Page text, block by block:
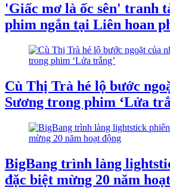
'Giấc mơ là ốc sên' tranh
phim ngắn tại Liên hoan
Cù Thị Trà hé lộ bước
Sương trong phim ‘Lửa
BigBang trình làng
đặc biệt mừng 20 năm